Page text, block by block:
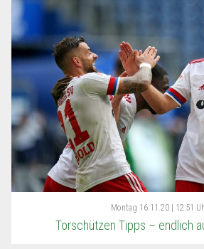
Montag 16.11.20 | 12:51
Torschützen Tipps – endlich